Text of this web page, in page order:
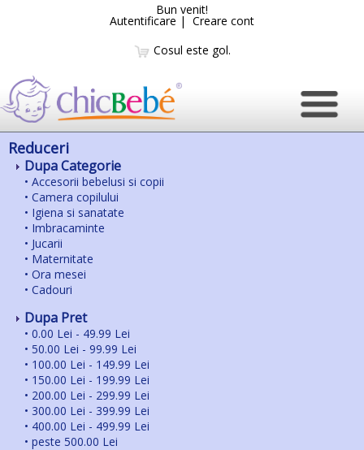
Bun venit!
Autentificare | Creare cont
Cosul este gol.
Reduceri
Dupa Categorie
• Accesorii bebelusi si copii
• Camera copilului
• Igiena si sanatate
• Imbracaminte
• Jucarii
• Maternitate
• Ora mesei
• Cadouri
Dupa Pret
• 0.00 Lei - 49.99 Lei
• 50.00 Lei - 99.99 Lei
• 100.00 Lei - 149.99 Lei
• 150.00 Lei - 199.99 Lei
• 200.00 Lei - 299.99 Lei
• 300.00 Lei - 399.99 Lei
• 400.00 Lei - 499.99 Lei
• peste 500.00 Lei